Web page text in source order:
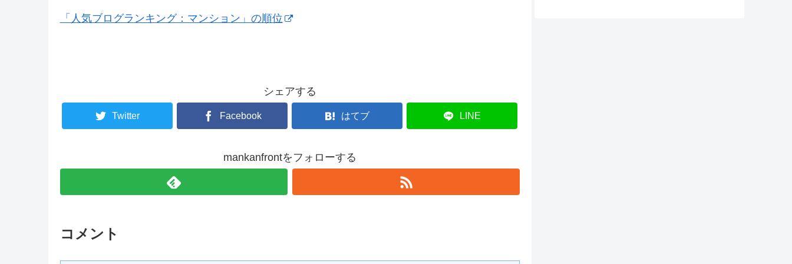
「人気ブログランキング：マンション」の順位
シェアする
Twitter Facebook はてブ LINE
mankanfrontをフォローする
コメント